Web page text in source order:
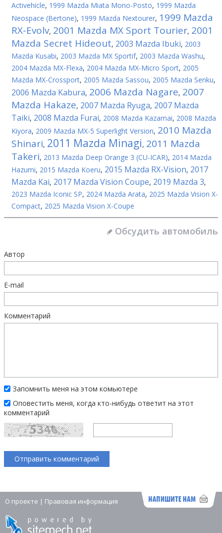
Activehicle, 1999 Mazda Miata Mono-Posto, 1999 Mazda
Neospace (Bertone), 1999 Mazda Nextourer, 1999 Mazda
RX-Evolv, 2001 Mazda MX Sport Tourier, 2001
Mazda Secret Hideout, 2003 Mazda Ibuki, 2003
Mazda Kusabi, 2003 Mazda MX Sportif, 2003 Mazda Washu,
2004 Mazda MX-Flexa, 2004 Mazda MX-Micro Sport, 2005
Mazda MX-Crossport, 2005 Mazda Sassou, 2005 Mazda Senku,
2006 Mazda Kabura, 2006 Mazda Nagare, 2007
Mazda Hakaze, 2007 Mazda Ryuga, 2007 Mazda
Taiki, 2008 Mazda Furai, 2008 Mazda Kazamai, 2008 Mazda
Kiyora, 2009 Mazda MX-5 Superlight Version, 2010 Mazda
Shinari, 2011 Mazda Minagi, 2011 Mazda
Takeri, 2013 Mazda Deep Orange 3 (CU-ICAR), 2014 Mazda
Hazumi, 2015 Mazda Koeru, 2015 Mazda RX-Vision, 2017
Mazda Kai, 2017 Mazda Vision Coupe, 2019 Mazda 3,
2023 Mazda Iconic SP, 2024 Mazda Arata, 2025 Mazda Vision X-
Compact, 2025 Mazda Vision X-Coupe
Обсудить автомобиль
Автор
E-mail
Комментарий
Запомнить меня на этом комьютере
Оповестить меня, когда кто-нибудь ответит на этот
комментарий
О проекте | Правовая информация